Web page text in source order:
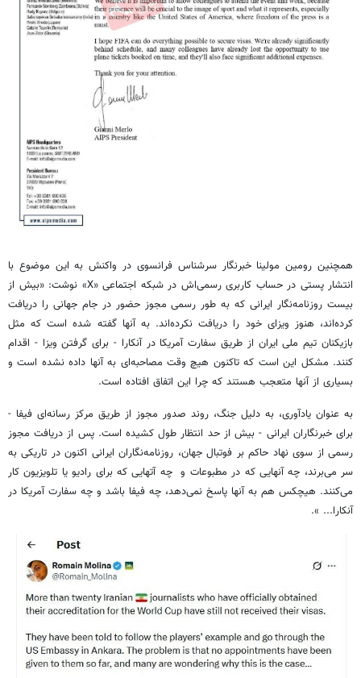
همچنین رومین مولینا خبرنگار سرشناس فرانسوی در واکنش به این موضوع با
انتشار پستی در حساب کاربری رسمی‌اش در شبکه اجتماعی «X» نوشت: «بیش از
بیست روزنامه‌نگار ایرانی که به طور رسمی مجوز حضور در جام جهانی را دریافت
کرده‌اند، هنوز ویزای خود را دریافت نکرده‌اند. به آنها گفته شده است که مثل
بازیکنان تیم ملی ایران از طریق سفارت آمریکا در آنکارا - برای گرفتن ویزا - اقدام
کنند. مشکل این است که تاکنون هیچ وقت مصاحبه‌ای به آنها داده نشده است و
بسیاری از آنها متعجب هستند که چرا این اتفاق افتاده است.
به عنوان یادآوری، به دلیل جنگ، روند صدور مجوز از طریق مرکز رسانه‌ای فیفا -
برای خبرنگاران ایرانی - بیش از حد انتظار طول کشیده است. پس از دریافت مجوز
رسمی از سوی نهاد حاکم بر فوتبال جهان، روزنامه‌نگاران ایرانی اکنون در تاریکی به
سر می‌برند، چه آنهایی که در مطبوعات و چه آتهایی که برای رادیو یا تلویزیون کار
می‌کنند. هیچکس هم به آنها پاسخ نمی‌دهد، چه فیفا باشد و چه سفارت آمریکا در
آنکارا... ».